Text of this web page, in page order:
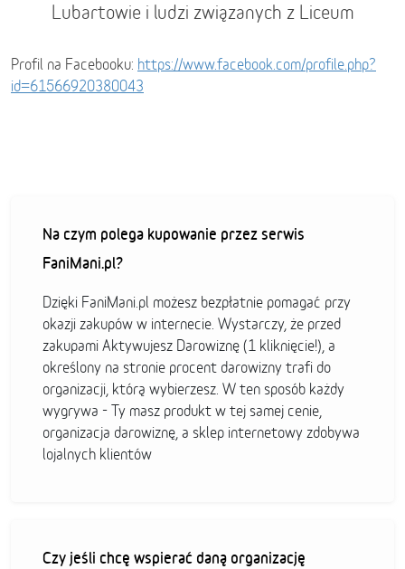
Lubartowie i ludzi związanych z Liceum
Profil na Facebooku: https://www.facebook.com/profile.php?
id=61566920380043
Na czym polega kupowanie przez serwis
FaniMani.pl?
Dzięki FaniMani.pl możesz bezpłatnie pomagać przy
okazji zakupów w internecie. Wystarczy, że przed
zakupami Aktywujesz Darowiznę (1 kliknięcie!), a
określony na stronie procent darowizny trafi do
organizacji, którą wybierzesz. W ten sposób każdy
wygrywa - Ty masz produkt w tej samej cenie,
organizacja darowiznę, a sklep internetowy zdobywa
lojalnych klientów
Czy jeśli chcę wspierać daną organizację